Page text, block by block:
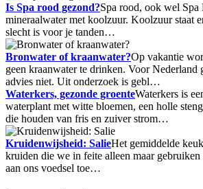
Is Spa rood gezond?Spa rood, ook wel Spa
mineraalwater met koolzuur. Koolzuur staat
slecht is voor je tanden…
Bronwater of kraanwater?Op vakantie
geen kraanwater te drinken. Voor Nederland
advies niet. Uit onderzoek is gebl…
Waterkers, gezonde groenteWaterkers is
waterplant met witte bloemen, een holle
die houden van fris en zuiver strom…
Kruidenwijsheid: SalieHet gemiddelde
kruiden die we in feite alleen maar
aan ons voedsel toe…